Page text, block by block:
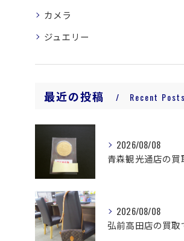
カメラ
ジュエリー
最近の投稿 Recent Posts
2026/08/08
2026/08/08
弘前高田店の買取